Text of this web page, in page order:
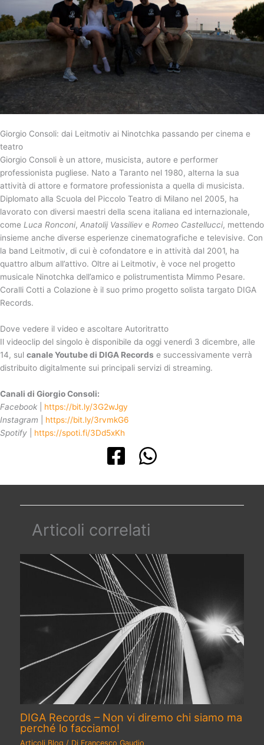
Giorgio Consoli: dai Leitmotiv ai Ninotchka passando per cinema e
teatro
Giorgio Consoli è un attore, musicista, autore e performer
professionista pugliese. Nato a Taranto nel 1980, alterna la sua
attività di attore e formatore professionista a quella di musicista.
Diplomato alla Scuola del Piccolo Teatro di Milano nel 2005, ha
lavorato con diversi maestri della scena italiana ed internazionale,
come Luca Ronconi, Anatolij Vassiliev e Romeo Castellucci, mettendo
insieme anche diverse esperienze cinematografiche e televisive. Con
la band Leitmotiv, di cui è cofondatore e in attività dal 2001, ha
quattro album all’attivo. Oltre ai Leitmotiv, è voce nel progetto
musicale Ninotchka dell’amico e polistrumentista Mimmo Pesare.
Coralli Cotti a Colazione è il suo primo progetto solista targato DIGA
Records.
Dove vedere il video e ascoltare Autoritratto
Il videoclip del singolo è disponibile da oggi venerdì 3 dicembre, alle
14, sul canale Youtube di DIGA Records e successivamente verrà
distribuito digitalmente sui principali servizi di streaming.
Canali di Giorgio Consoli:
Facebook
https://bit.ly/3G2wJgy
Instagram
https://bit.ly/3rvmkG6
Spotify
https://spoti.fi/3Dd5xKh
Articoli correlati
DIGA Records – Non vi diremo chi siamo ma
perché lo facciamo!
Articoli Blog / Di Francesco Gaudio